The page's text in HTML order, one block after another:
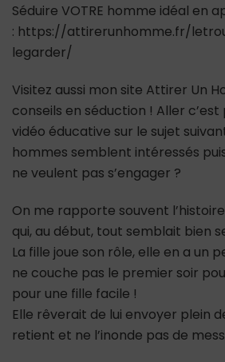
Séduire VOTRE homme idéal en
: https://attirerunhomme.fr/
legarder/
Visitez aussi mon site Attirer Un
conseils en séduction ! Aller
vidéo éducative sur le sujet
hommes semblent intéressés
ne veulent pas s’engager ?
On me rapporte souvent
qui, au début, tout semblait bien
La fille joue son rôle, elle en a un
ne couche pas le premier soir
pour une fille facile !
Elle rêverait de lui envoyer plein
retient et ne l’inonde pas de